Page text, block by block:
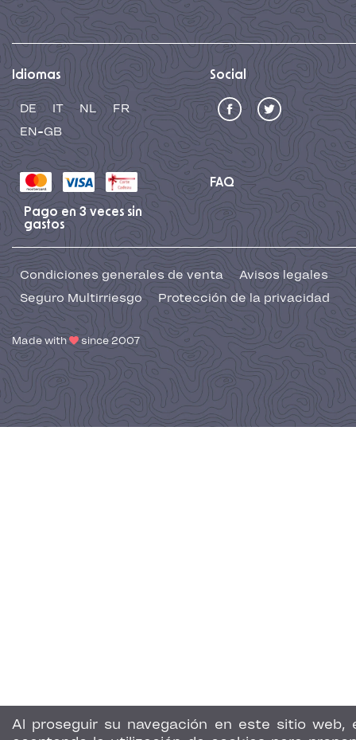
Al proseguir su navegación en este sitio web,
Idiomas
DE IT NL
FR
EN-GB
Social
FAQ
Pago en 3 veces sin
gastos
Condiciones generales de venta
Avisos legales
Seguro Multirriesgo
Protección de la privacidad
Made with since 2007